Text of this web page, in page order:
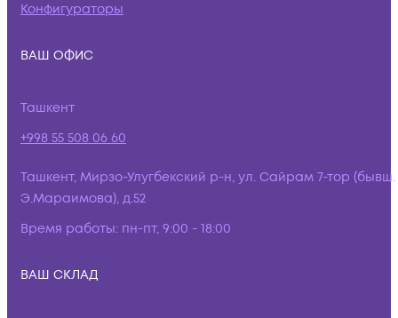
Конфигураторы
ВАШ ОФИС
Ташкент
+998 55 508 06 60
Ташкент, Мирзо-Улугбекский р-н, ул. Сайрам 7-тор (бывш.
Э.Мараимова), д.52
Время работы: пн-пт, 9:00 - 18:00
ВАШ СКЛАД